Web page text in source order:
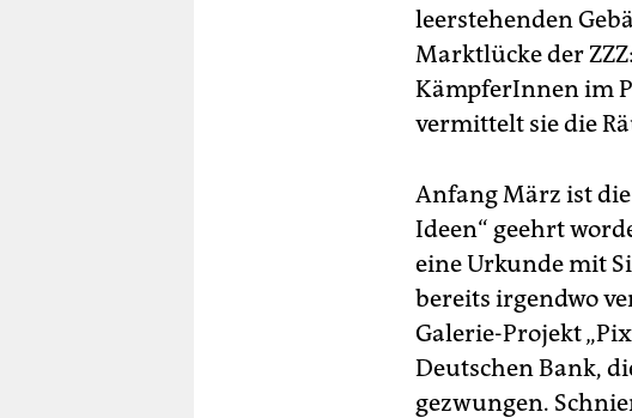
leerstehenden
Marktlücke der
KämpferInnen im
vermittelt sie die
Anfang März ist
Ideen“ geehrt
eine Urkunde mit
bereits irgendwo
Galerie-Projekt
Deutschen Bank,
gezwungen.